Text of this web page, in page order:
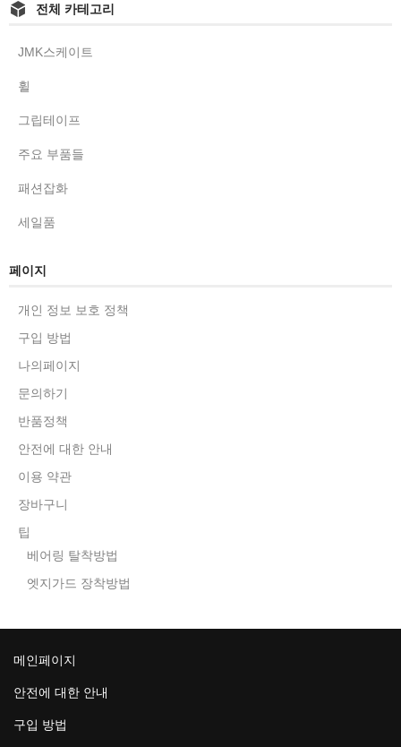
전체 카테고리
JMK스케이트
휠
그립테이프
주요 부품들
패션잡화
세일품
페이지
개인 정보 보호 정책
구입 방법
나의페이지
문의하기
반품정책
안전에 대한 안내
이용 약관
장바구니
팁
베어링 탈착방법
엣지가드 장착방법
메인페이지
안전에 대한 안내
구입 방법